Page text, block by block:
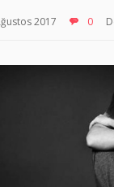
2017 0